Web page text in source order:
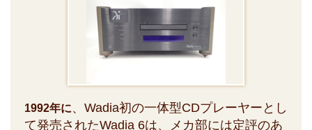
1992年に、Wadia初の一体型CDプレーヤーとし
て発売されたWadia 6は、メカ部には定評のあ